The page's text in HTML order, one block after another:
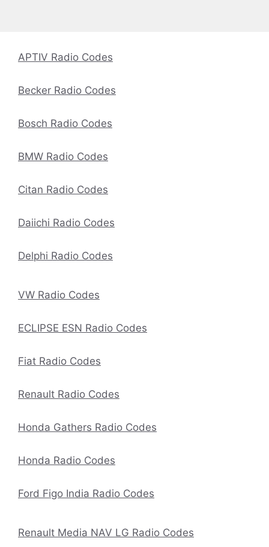
APTIV Radio Codes
Becker Radio Codes
Bosch Radio Codes
BMW Radio Codes
Citan Radio Codes
Daiichi Radio Codes
Delphi Radio Codes
VW Radio Codes
ECLIPSE ESN Radio Codes
Fiat Radio Codes
Renault Radio Codes
Honda Gathers Radio Codes
Honda Radio Codes
Ford Figo India Radio Codes
Renault Media NAV LG Radio Codes